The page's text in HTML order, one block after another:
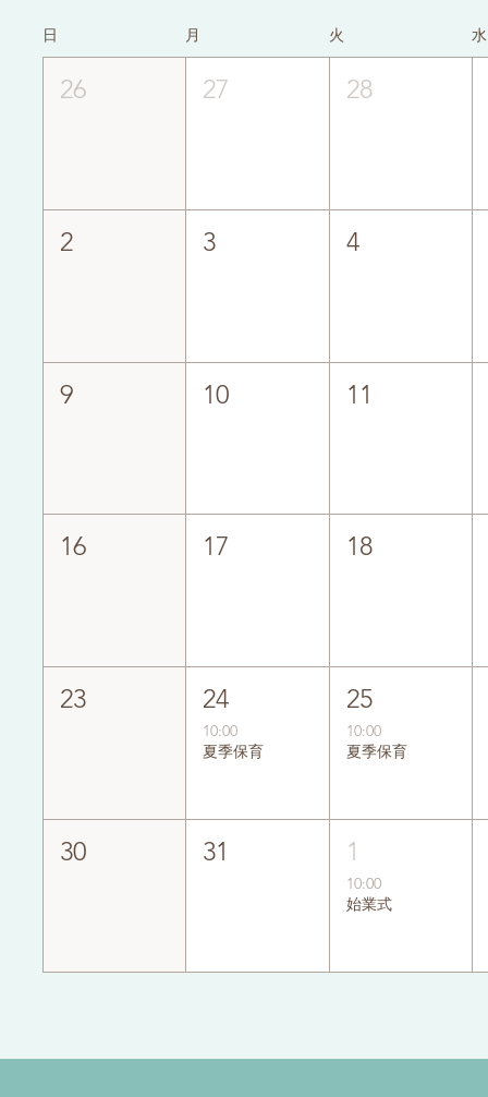
日 月 火 水
26 27 28
2 3 4
9 10 11
16 17 18
23 24
10:00
夏季保育
25
10:00
夏季保育
30 31 1
10:00
始業式